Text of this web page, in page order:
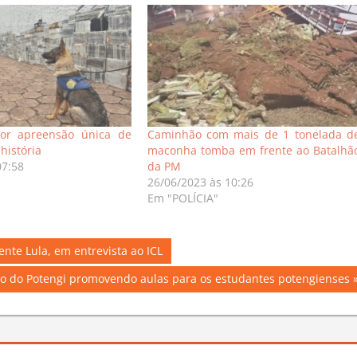
apreensão única de
Caminhão com mais de 1 tonelada
maconha tomba em frente ao
da PM
26/06/2023 às 10:26
Em "POLÍCIA"
Lula, em entrevista ao ICL
do Potengi promovendo aulas para os estudantes potengienses